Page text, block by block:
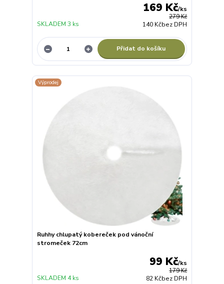
279 Kč
169 Kč/ks
140 Kčbez DPH
SKLADEM 3 ks
Přidat do košíku
Výprodej
Ruhhy chlupatý kobereček pod vánoční
stromeček 72cm
179 Kč
99 Kč/ks
82 Kčbez DPH
SKLADEM 4 ks